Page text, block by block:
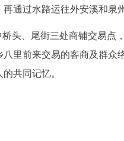
通过水路运往外安溪和泉
头、尾街三处商铺交易点
里前来交易的客商及群众
共同记忆。